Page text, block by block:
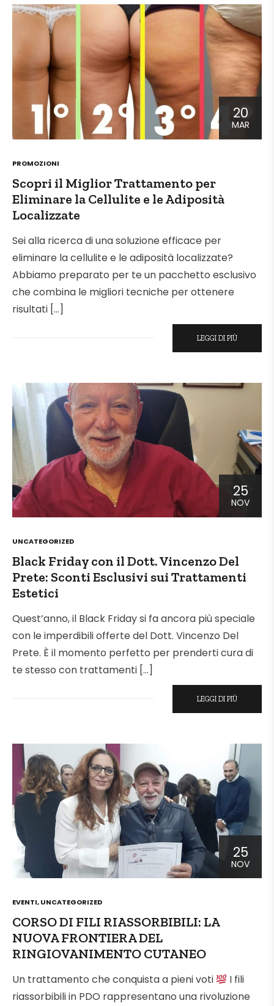
20
MAR
POSTED
PROMOZIONI
Scopri il Miglior Trattamento per
Eliminare la Cellulite e le Adiposità
Localizzate
Sei alla ricerca di una soluzione efficace per
eliminare la cellulite e le adiposità localizzate?
Abbiamo preparato per te un pacchetto esclusivo
che combina le migliori tecniche per ottenere
risultati […]
LEGGI DI PIÙ
25
NOV
POSTED
UNCATEGORIZED
Black Friday con il Dott. Vincenzo Del
Prete: Sconti Esclusivi sui Trattamenti
Estetici
Quest’anno, il Black Friday si fa ancora più speciale
con le imperdibili offerte del Dott. Vincenzo Del
Prete. È il momento perfetto per prenderti cura di
te stesso con trattamenti […]
LEGGI DI PIÙ
25
NOV
POSTED
EVENTI,UNCATEGORIZED
CORSO DI FILI RIASSORBIBILI: LA
NUOVA FRONTIERA DEL
RINGIOVANIMENTO CUTANEO
Un trattamento che conquista a pieni voti
I fili
riassorbibili in PDO rappresentano una rivoluzione